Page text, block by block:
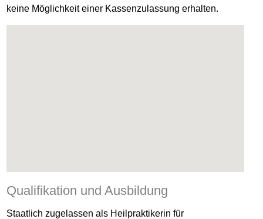
keine Möglichkeit einer Kassenzulassung erhalten.
Qualifikation und Ausbildung
Staatlich zugelassen als Heilpraktikerin für